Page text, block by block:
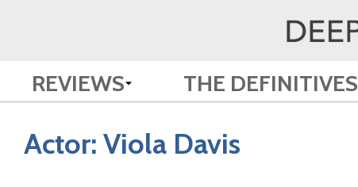
REVIEWS THE DEFINITIVES
Actor: Viola Davis